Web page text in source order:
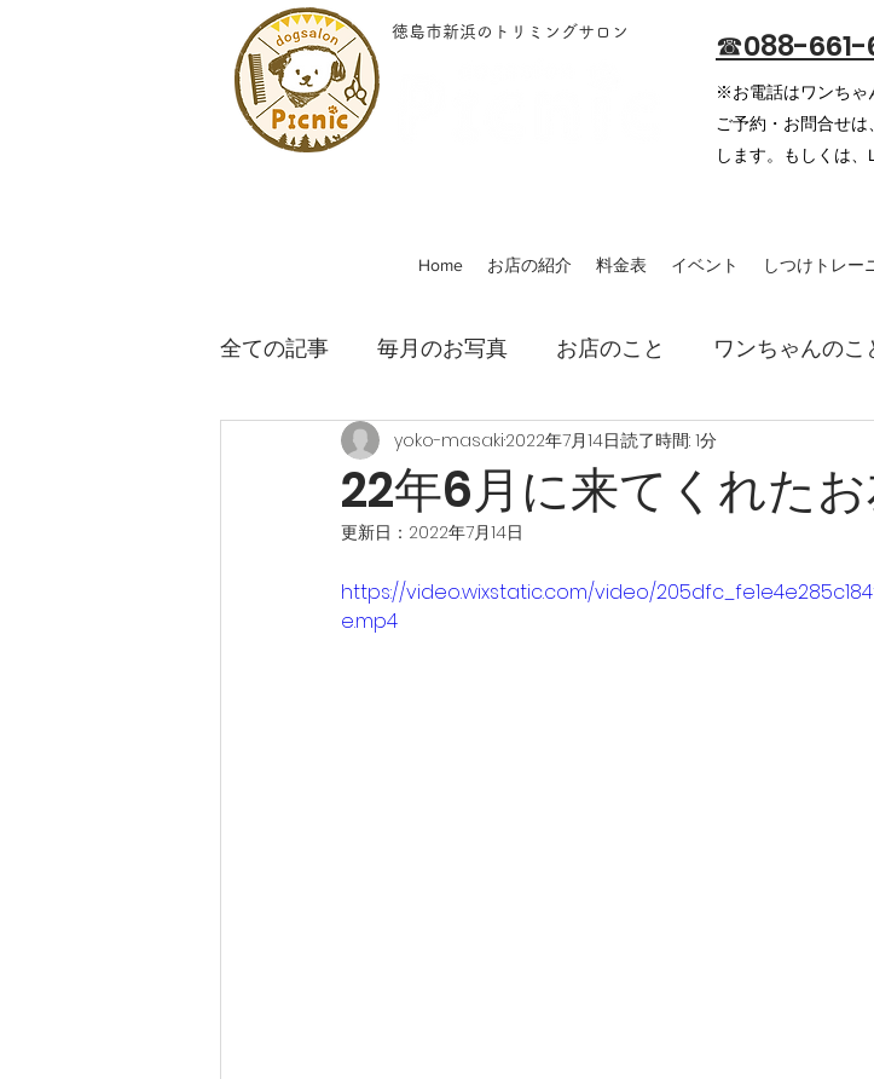
徳島市新浜のトリミングサロン
※お電話はワンちゃ
ご予約・お問合せは、
します。もしくは、
​☎088-661-
Home お店の紹介 料金表 イベント しつけトレー
全ての記事 毎月のお写真 お店のこと ワンちゃんのこ
22年6月に来てくれた
yoko-masaki2022年7月14日読了時間: 1分
更新日： 2022年7月14日
https://video.wixstatic.com/video/
e.mp4